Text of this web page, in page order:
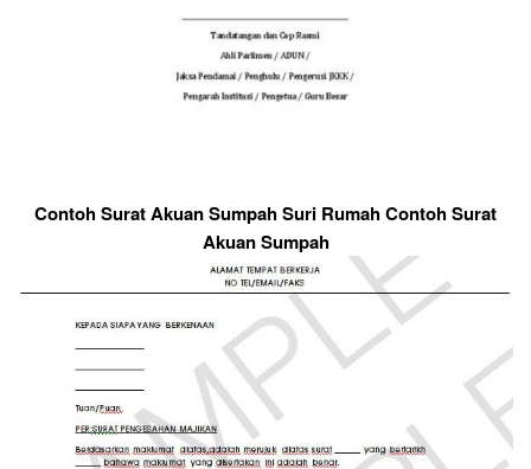
Contoh Surat Akuan Sumpah Suri Rumah Contoh Surat
Akuan Sumpah